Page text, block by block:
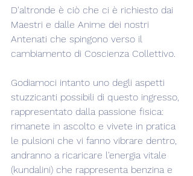
D'altronde è ciò che ci è richiesto dai
Maestri e dalle Anime dei nostri
Antenati che spingono verso il
cambiamento di Coscienza Collettivo.
Godiamoci intanto uno degli aspetti
stuzzicanti possibili di questo ingresso,
rappresentato dalla passione fisica:
rimanete in ascolto e vivete in pratica
le pulsioni che vi fanno vibrare dentro,
andranno a ricaricare l'energia vitale
(kundalini) che rappresenta benzina e